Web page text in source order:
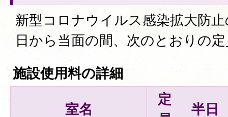
新型コロナウイルス感染拡大防
日から当面の間、次のとおりの
施設使用料の詳細
室名
定
半日